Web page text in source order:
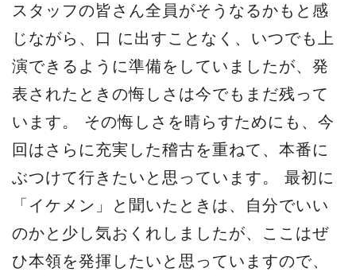
スタッフの皆さん全員がそうなるかもと感
じながら、口 に出すことなく、いつでも上
演できるように準備をしていましたが、発
表されたときの悔しさは今でもまだ残って
います。 その悔しさを晴らすためにも、今
回はさらに充実した稽古を重ねて、本番に
ぶつけて行きたいと思っています。 最初に
「イケメン」と聞いたときは、自分でいい
のかと少し気おくれしましたが、ここはぜ
ひ本領を発揮したいと思っていますので、